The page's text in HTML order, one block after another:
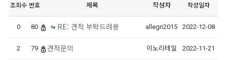
조회수 번호 제목 작성자 작성일자
0 80 RE: 견적 부탁드려용 allegri2015 2022-12-08
2 79 견적문의 이노리테일 2022-11-21